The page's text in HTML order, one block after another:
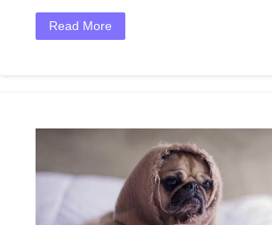
Read More